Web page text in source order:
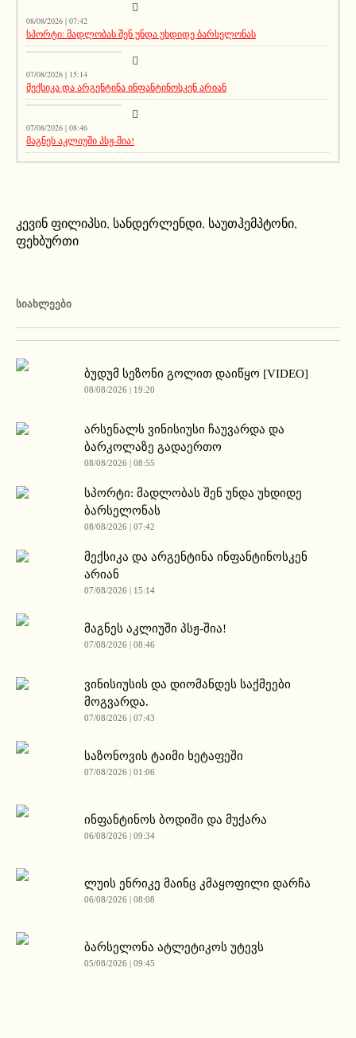
08/08/2026 | 07:42
სპორტი: მადლობას შენ უნდა უხდიდე ბარსელონას
მთავარი ამბავი
07/08/2026 | 15:14
მექსიკა და არგენტინა ინფანტინოსკენ არიან
სიახლეები
07/08/2026 | 08:46
მაგნეს აკლიუში პსჟ-შია!
კევინ ფილიპსი, სანდერლენდი, საუთჰემპტონი,
ფეხბურთი
ᲡᲘᲐᲮᲚᲔᲔᲑᲘ
ბუდუმ სეზონი გოლით დაიწყო [VIDEO]
08/08/2026 | 19:20
არსენალს ვინისიუსი ჩაუვარდა და
ბარკოლაზე გადაერთო
08/08/2026 | 08:55
სპორტი: მადლობას შენ უნდა უხდიდე
ბარსელონას
08/08/2026 | 07:42
მექსიკა და არგენტინა ინფანტინოსკენ
არიან
07/08/2026 | 15:14
მაგნეს აკლიუში პსჟ-შია!
07/08/2026 | 08:46
ვინისიუსის და დიომანდეს საქმეები
მოგვარდა.
07/08/2026 | 07:43
საზონოვის ტაიმი ხეტაფეში
07/08/2026 | 01:06
ინფანტინოს ბოდიში და მუქარა
06/08/2026 | 09:34
ლუის ენრიკე მაინც კმაყოფილი დარჩა
06/08/2026 | 08:08
ბარსელონა ატლეტიკოს უტევს
05/08/2026 | 09:45